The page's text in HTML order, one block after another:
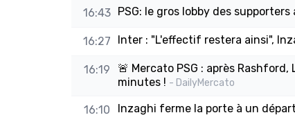
16:43 PSG: le gros lobby des
16:27 Inter : "L'effectif restera ainsi",
16:19
🚨 Mercato PSG : après
minutes ! - DailyMercato
16:10 Inzaghi ferme la porte à un